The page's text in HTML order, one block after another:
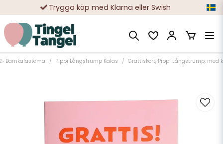
Trygga köp med Klarna eller Swish
10 000-tals nöjda kunder
Barnkalastema Pippi Långstrump Kalas Grattiskort, Pippi Långstrump, med